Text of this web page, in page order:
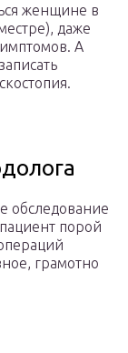
женщине в
даже
А
обследование
порой
грамотно